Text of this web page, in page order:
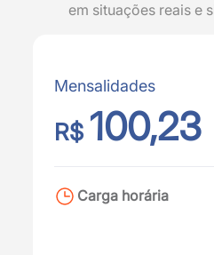
em situações reais e
Mensalidades
R$ 100,23
Carga horária